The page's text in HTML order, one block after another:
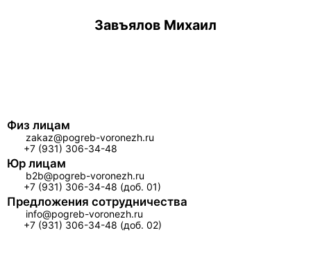
Завъялов Михаил
Физ лицам
zakaz@pogreb-voronezh.ru
+7 (931) 306-34-48
Юр лицам
b2b@pogreb-voronezh.ru
+7 (931) 306-34-48 (доб. 01)
Предложения сотрудничества
info@pogreb-voronezh.ru
+7 (931) 306-34-48 (доб. 02)